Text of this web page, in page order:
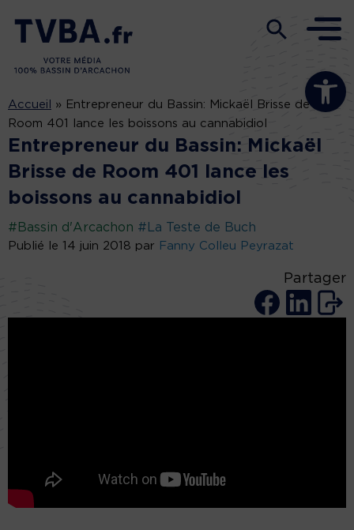
Ouvrir la
Accueil » Entrepreneur du Bassin: Mickaël Brisse de
Room 401 lance les boissons au cannabidiol
Entrepreneur du Bassin: Mickaël
Brisse de Room 401 lance les
boissons au cannabidiol
#Bassin d'Arcachon #La Teste de Buch
Publié le 14 juin 2018 par Fanny Colleu Peyrazat
Partager